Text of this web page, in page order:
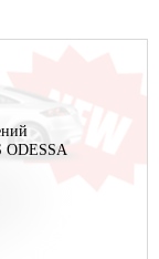
ODESSA